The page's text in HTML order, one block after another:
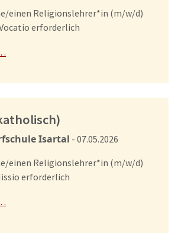
einen Religionslehrer*in (m/w/d)
erforderlich
Isartal - 07.05.2026
einen Religionslehrer*in (m/w/d)
erforderlich